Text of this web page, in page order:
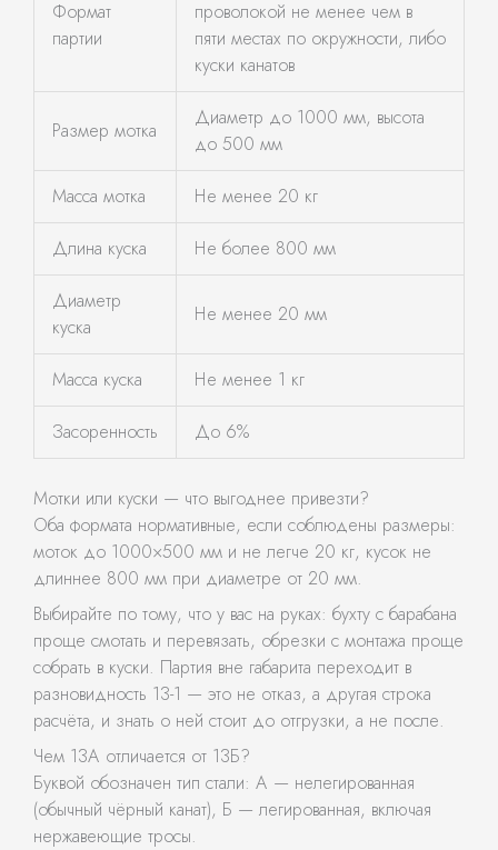
Формат
партии
проволокой не менее чем в
пяти местах по окружности, либо
куски канатов
Размер мотка
Диаметр до 1000 мм, высота
до 500 мм
Масса мотка Не менее 20 кг
Длина куска Не более 800 мм
Диаметр
куска
Не менее 20 мм
Масса куска Не менее 1 кг
Засоренность До 6%
Мотки или куски — что выгоднее привезти?
Оба формата нормативные, если соблюдены размеры:
моток до 1000×500 мм и не легче 20 кг, кусок не
длиннее 800 мм при диаметре от 20 мм.
Выбирайте по тому, что у вас на руках: бухту с барабана
проще смотать и перевязать, обрезки с монтажа проще
собрать в куски. Партия вне габарита переходит в
разновидность 13-1 — это не отказ, а другая строка
расчёта, и знать о ней стоит до отгрузки, а не после.
Чем 13А отличается от 13Б?
Буквой обозначен тип стали: А — нелегированная
(обычный чёрный канат), Б — легированная, включая
нержавеющие тросы.